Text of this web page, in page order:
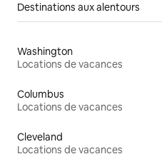
Destinations aux alentours
Washington
Locations de vacances
Columbus
Locations de vacances
Cleveland
Locations de vacances